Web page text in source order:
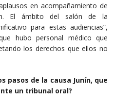
en acompañamiento de
El ámbito del salón de la
para estas audiencias”,
hubo personal médico que
los derechos que ellos no
pasos de la causa Junín, que
un tribunal oral?